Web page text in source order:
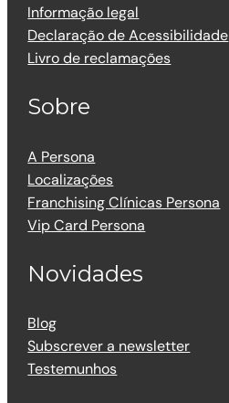
Informação legal
Declaração de Acessibilidade
Livro de reclamações
Sobre
A Persona
Localizações
Franchising Clínicas Persona
Vip Card Persona
Novidades
Blog
Subscrever a newsletter
Testemunhos